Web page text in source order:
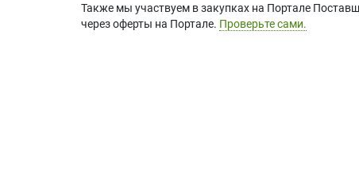
Также мы участвуем в закупках на Портале
через оферты на Портале. Проверьте сами.